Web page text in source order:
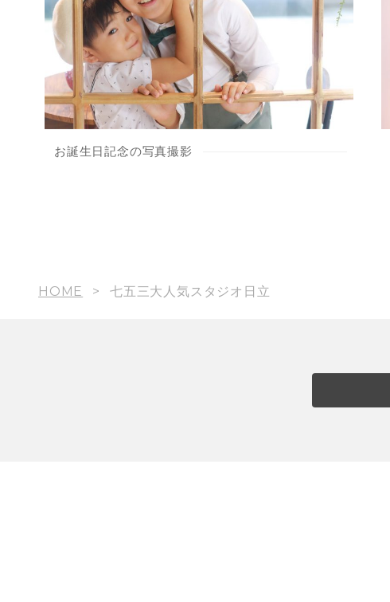
お誕生日記念の写真撮影
HOME 七五三大人気スタジオ日立